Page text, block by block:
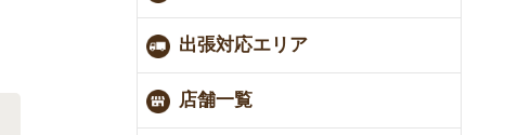
出張対応エリア
店舗一覧